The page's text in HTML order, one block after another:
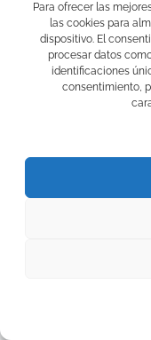
Para ofrecer las
las cookies para
dispositivo. El
procesar datos
identificaciones
consentimiento,
EDUCAFINDEX
APPS CAMELOT
EDUCAFINDEX
Jose carlos
EDUCAFINDEX
Oscar Chiquini